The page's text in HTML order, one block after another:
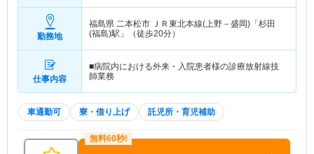
勤務地
福島県 二本松市 ＪＲ東北本線(上野－盛岡)「杉田
(福島)駅」（徒歩20分）
仕事内容
■病院内における外来・入院患者様の診療放射線技
師業務
車通勤可 寮・借り上げ 託児所・育児補助